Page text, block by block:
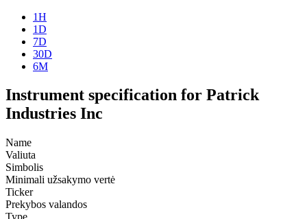
1H
1D
7D
30D
6M
Instrument specification for Patrick
Industries Inc
Name
Valiuta
Simbolis
Minimali užsakymo vertė
Ticker
Prekybos valandos